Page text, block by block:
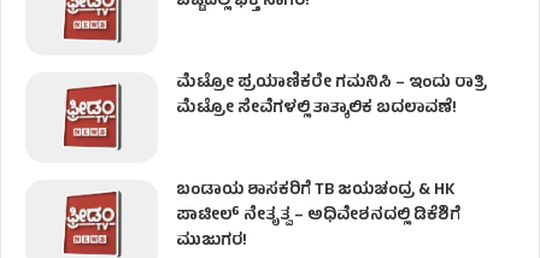
ಮೆಟ್ರೋ ಪ್ರಯಾಣಿಕರೇ ಗಮನಿಸಿ – ಇಂದು ರಾತ್ರಿ
ಮೆಟ್ರೋ ಸೇವೆಗಳಲ್ಲಿ ತಾತ್ಕಾಲಿಕ ಬದಲಾವಣೆ!
ಬಂಡಾಯ ಶಾಸಕರಿಗೆ TB ಜಯಚಂದ್ರ & HK
ಪಾಟೀಲ್ ನೇತೃತ್ವ – ಅಧಿವೇಶನದಲ್ಲಿ ಡಿಕೆಶಿಗೆ
ಮುಜುಗರ!